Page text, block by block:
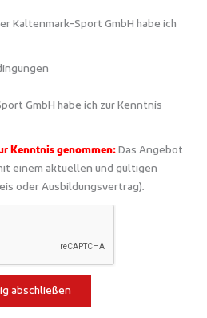
Kaltenmark-Sport GmbH habe ich
GmbH habe ich zur Kenntnis
Kenntnis genommen: Das Angebot
einem aktuellen und gültigen
oder Ausbildungsvertrag).
abschließen